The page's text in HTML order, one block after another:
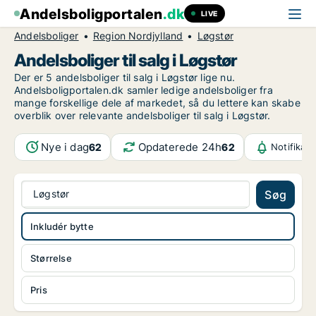
Andelsboligportalen.dk LIVE
Andelsboliger Region Nordjylland Løgstør
Andelsboliger til salg i Løgstør
Der er 5 andelsboliger til salg i Løgstør lige nu.
Andelsboligportalen.dk samler ledige andelsboliger fra
mange forskellige dele af markedet, så du lettere kan skabe
overblik over relevante andelsboliger til salg i Løgstør.
Nye i dag62 Opdaterede 24h62
Løgstør Søg
Størrelse
Pris
Inkludér bytte